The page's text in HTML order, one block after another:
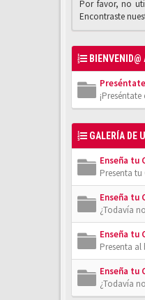
Por favor, no
Encontraste
GALERÍA DE
Enseña tu
Presenta
Enseña tu
¿Todavía
Enseña tu
Presenta
Enseña tu
¿Todavía